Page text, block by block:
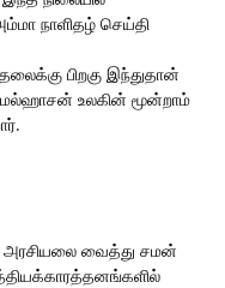
நாளிதழ் செய்தி
பிறகு இந்துதான்
உலகின் மூன்றாம்
அரசியலை வைத்து சமன்